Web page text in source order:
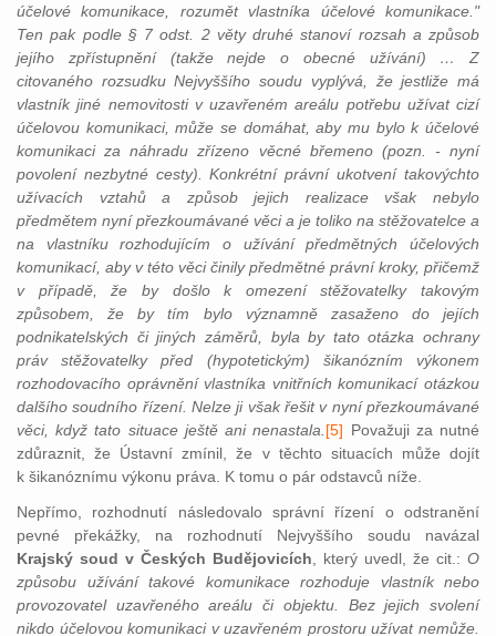
účelové komunikace, rozumět vlastníka účelové komunikace."
Ten pak podle § 7 odst. 2 věty druhé stanoví rozsah a způsob
jejího zpřístupnění (takže nejde o obecné užívání) … Z
citovaného rozsudku Nejvyššího soudu vyplývá, že jestliže má
vlastník jiné nemovitosti v uzavřeném areálu potřebu užívat cizí
účelovou komunikaci, může se domáhat, aby mu bylo k účelové
komunikaci za náhradu zřízeno věcné břemeno (pozn. - nyní
povolení nezbytné cesty). Konkrétní právní ukotvení takovýchto
užívacích vztahů a způsob jejich realizace však nebylo
předmětem nyní přezkoumávané věci a je toliko na stěžovatelce a
na vlastníku rozhodujícím o užívání předmětných účelových
komunikací, aby v této věci činily předmětné právní kroky, přičemž
v případě, že by došlo k omezení stěžovatelky takovým
způsobem, že by tím bylo významně zasaženo do jejích
podnikatelských či jiných záměrů, byla by tato otázka ochrany
práv stěžovatelky před (hypotetickým) šikanózním výkonem
rozhodovacího oprávnění vlastníka vnitřních komunikací otázkou
dalšího soudního řízení. Nelze ji však řešit v nyní přezkoumávané
věci, když tato situace ještě ani nenastala. [5] Považuji za nutné
zdůraznit, že Ústavní zmínil, že v těchto situacích může dojít
k šikanóznímu výkonu práva. K tomu o pár odstavců níže.
Nepřímo, rozhodnutí následovalo správní řízení o odstranění
pevné překážky, na rozhodnutí Nejvyššího soudu navázal
Krajský soud v Českých Budějovicích , který uvedl, že cit.: O
způsobu užívání takové komunikace rozhoduje vlastník nebo
provozovatel uzavřeného areálu či objektu. Bez jejich svolení
nikdo účelovou komunikaci v uzavřeném prostoru užívat nemůže.